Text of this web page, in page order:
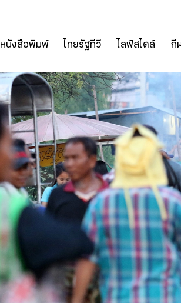
หนังสือพิมพ์ ไทยรัฐทีวี ไลฟ์สไตล์ กี